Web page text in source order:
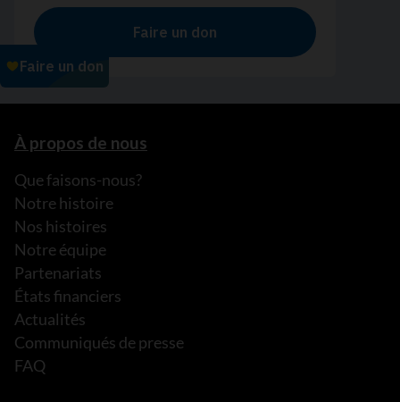
À propos de nous
Que faisons-nous?
Notre histoire
Nos histoires
Notre équipe
Partenariats
États financiers
Actualités
Communiqués de presse
FAQ